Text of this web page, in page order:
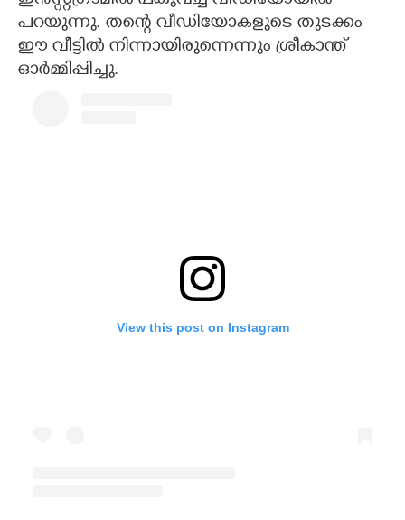
പറയുന്നു. തന്റെ വീഡിയോകളുടെ തുടക്കം
ഈ വീട്ടിൽ നിന്നായിരുന്നെന്നും ശ്രീകാന്ത്
ഓർമ്മിപ്പിച്ചു.
View this post on Instagram